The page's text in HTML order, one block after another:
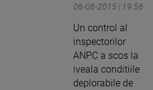
06-08-2015 | 19:56
Un control al
inspectorilor
ANPC a scos la
iveala conditiile
deplorabile de